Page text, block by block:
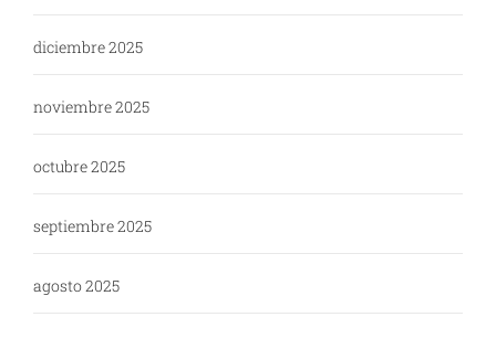
diciembre 2025
noviembre 2025
octubre 2025
septiembre 2025
agosto 2025